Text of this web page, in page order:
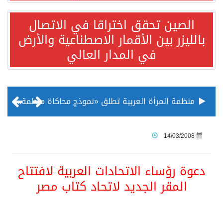
الصين تحقق اختراقا في الاتصال
بالليزر بين الأقمار الاصطناعية والأرض
في المدار العالي
منظمة المرأة العربية تطلق «نموذج محاكاة منظمة المرأة العربية للشباب» بمشاركة 10 دول عربية..غدًا
14/03/2008
دعوة رؤساء الاتحادات العربية لافتتاح
المقر الجديد لاتحاد كتاب مصر